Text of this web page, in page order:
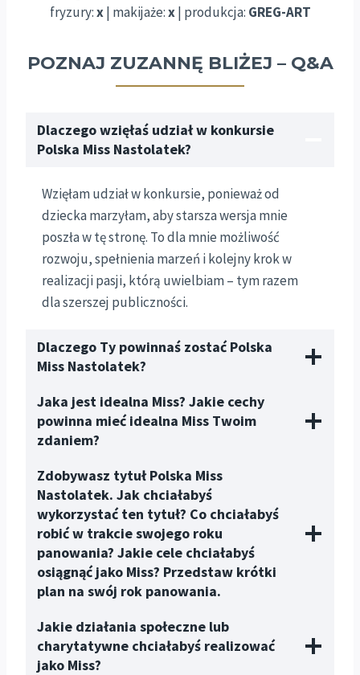
fryzury:x| makijaże:x| produkcja: GREG-ART
POZNAJ ZUZANNĘ BLIŻEJ – Q&A
Dlaczego wzięłaś udział w konkursie
Polska Miss Nastolatek?
Wzięłam udział w konkursie, ponieważ od
dziecka marzyłam, aby starsza wersja mnie
poszła w tę stronę. To dla mnie możliwość
rozwoju, spełnienia marzeń i kolejny krok w
realizacji pasji, którą uwielbiam – tym razem
dla szerszej publiczności.
Dlaczego Ty powinnaś zostać Polska
Miss Nastolatek?
Jaka jest idealna Miss? Jakie cechy
powinna mieć idealna Miss Twoim
zdaniem?
Zdobywasz tytuł Polska Miss
Nastolatek. Jak chciałabyś
wykorzystać ten tytuł? Co chciałabyś
robić w trakcie swojego roku
panowania? Jakie cele chciałabyś
osiągnąć jako Miss? Przedstaw krótki
plan na swój rok panowania.
Jakie działania społeczne lub
charytatywne chciałabyś realizować
jako Miss?